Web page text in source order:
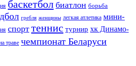
баскетбол биатлон борьба
гребля женщины легкая атлетика мини-
спорт теннис турнир хк Динамо-
траве чемпионат Беларуси